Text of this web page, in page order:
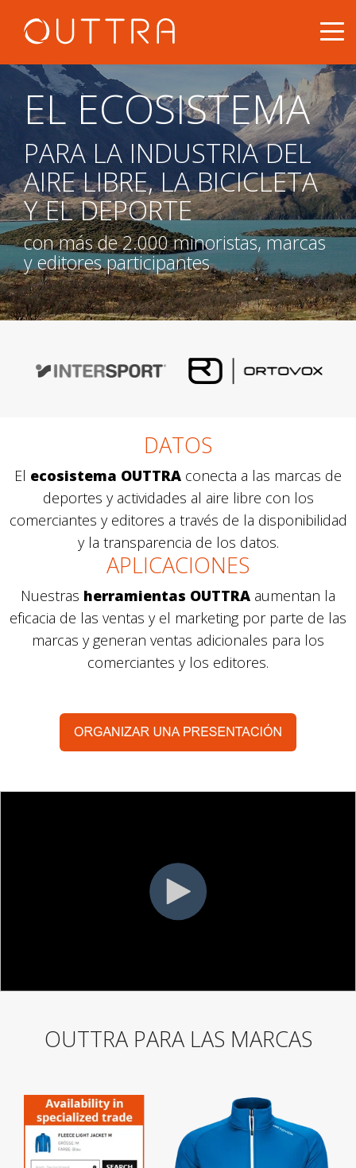
EL ECOSISTEMA
PARA LA INDUSTRIA DEL
AIRE LIBRE, LA BICICLETA
Y EL DEPORTE
con más de 2.000 minoristas, marcas
y editores participantes
DATOS
El ecosistema OUTTRA conecta a las marcas de
deportes y actividades al aire libre con los
comerciantes y editores a través de la disponibilidad
y la transparencia de los datos.
APLICACIONES
Nuestras herramientas OUTTRA aumentan la
eficacia de las ventas y el marketing por parte de las
marcas y generan ventas adicionales para los
comerciantes y los editores.
OUTTRA PARA LAS MARCAS